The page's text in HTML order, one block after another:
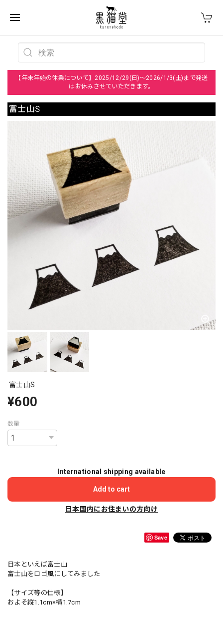
【年末年始の休業について】2025/12/29(日)～2026/1/3(土)まで発送
はお休みさせていただきます。
富士山S
富士山S
¥600
数量
International shipping available
Add to cart
日本国内にお住まいの方向け
Save
日本といえば富士山
富士山をロゴ風にしてみました
【サイズ等の仕様】
およそ縦1.1cm×横1.7cm